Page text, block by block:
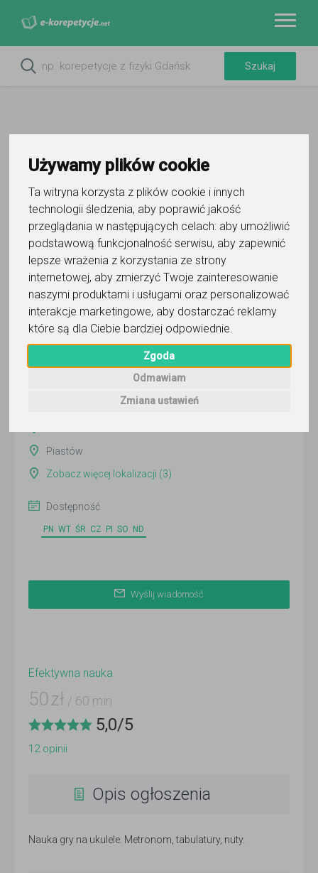
Używamy plików cookie
Ta witryna korzysta z plików cookie i innych
technologii śledzenia, aby poprawić jakość
przeglądania w następujących celach: aby umożliwić
podstawową funkcjonalność serwisu, aby zapewnić
lepsze wrażenia z korzystania ze strony
internetowej, aby zmierzyć Twoje zainteresowanie
naszymi produktami i usługami oraz personalizować
interakcje marketingowe, aby dostarczać reklamy
które są dla Ciebie bardziej odpowiednie.
Zgoda
Odmawiam
Zmiana ustawień
Do ulubionych
Oznacz wystąpienie kontaktu
Sebastian Korzec
Wyślij wiadomość
ponad 3 miesiące temu
Piastów
Zobacz więcej lokalizacji (3)
Dostępność
PN WT ŚR CZ PI SO ND
Wyślij wiadomość
Efektywna nauka
50 zł / 60 min
5,0/5
12opinii
Opis ogłoszenia
Nauka gry na ukulele. Metronom, tabulatury, nuty.